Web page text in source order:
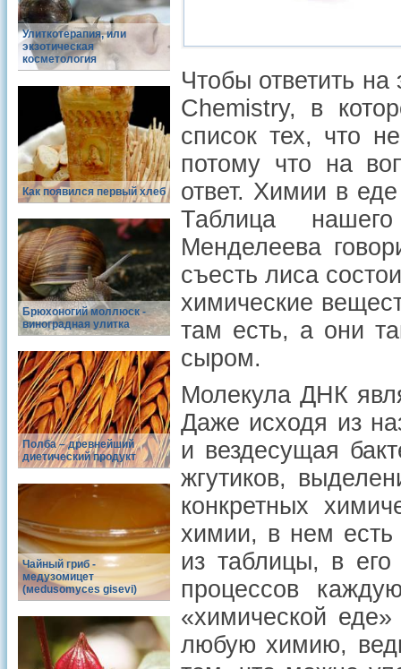
Улиткотерапия, или
экзотическая
косметология
Как появился первый хлеб
Брюхоногий моллюск -
виноградная улитка
Полба – древнейший
диетический продукт
Чайный гриб -
медузомицет
(меdusomyces gisevi)
Чтобы ответить
Chemistry, в
список тех, что
потому что на
ответ. Химии в
Таблица
Менделеева
съесть лиса
химические
там есть, а они
сыром.
Молекула ДНК
Даже исходя из
и вездесущая
жгутиков,
конкретных
химии, в нем
из таблицы, в его
процессов
«химической
любую химию,